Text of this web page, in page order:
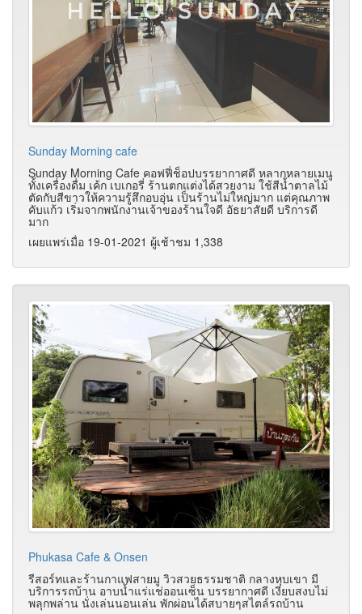
Sunday Morning cafe
Sunday Morning Cafe คอฟฟี่ช็อปบรรยากาศดี หลากหลายเมนู
ทั้งเครื่องดื่ม เค้ก เบเกอรี่ ร้านตกแต่งได้สวยงาม ใช้สีน้ำตาลไม้
ตัดกับสีขาวให้ความรู้สึกอบอุ่น เป็นร้านไม่ใหญ่มาก แต่คุณภาพ
คับแก้ว เริ่มจากพนักงานเจ้าของร้านใจดี อัธยาสัยดี บริการดี
มาก
เผยแพร่เมื่อ 19-01-2021 ผู้เช้าชม 1,338
Phukasa Cafe & Onsen
รีสอร์ทและร้านกาแฟสายมู วิวสวยธรรมชาติ กลางหุบเขา มี
บริการรถบ้าน อาบน้ำแร่แช่ออนเซ็น บรรยากาศดี เงียบสงบไม่
พลุกพล่าน นั่งเล่นนอนเล่น พักผ่อนได้สบายๆสไตล์รถบ้าน